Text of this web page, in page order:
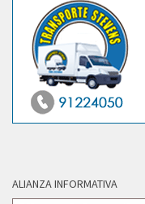
ALIANZA INFORMATIVA